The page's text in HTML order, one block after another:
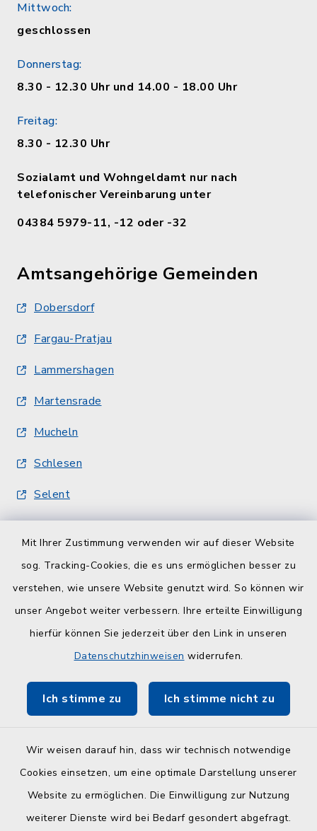
Mit Ihrer Zustimmung verwenden wir auf dieser Website
sog. Tracking-Cookies, die es uns ermöglichen besser zu
verstehen, wie unsere Website genutzt wird. So können wir
unser Angebot weiter verbessern. Ihre erteilte Einwilligung
hierfür können Sie jederzeit über den Link in unseren
Datenschutzhinweisen widerrufen.
Ich stimme zu Ich stimme nicht zu
Wir weisen darauf hin, dass wir technisch notwendige
Cookies einsetzen, um eine optimale Darstellung unserer
Website zu ermöglichen. Die Einwilligung zur Nutzung
weiterer Dienste wird bei Bedarf gesondert abgefragt.
Mittwoch:
geschlossen
Donnerstag:
8.30 - 12.30 Uhr und 14.00 - 18.00 Uhr
Freitag:
8.30 - 12.30 Uhr
Sozialamt und Wohngeldamt nur nach
telefonischer Vereinbarung unter
04384 5979-11, -12 oder -32
Amtsangehörige Gemeinden
Dobersdorf
Fargau-Pratjau
Lammershagen
Martensrade
Mucheln
Schlesen
Selent
Quicklinks
Serviceportal Schleswig-Holstein
ZuFiSH
Am Selent/Schlesen MapOne